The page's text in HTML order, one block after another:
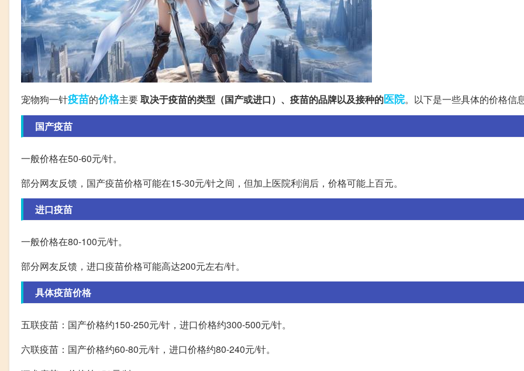
宠物狗一针疫苗的价格主要取决于疫苗的类型（国产或进口）、疫苗的品牌以及接种的医院。以下是一些具体的价格信
国产疫苗
一般价格在50-60元/针。
部分网友反馈，国产疫苗价格可能在15-30元/针之间，但加上医院利润后，价格可能上百元。
进口疫苗
一般价格在80-100元/针。
部分网友反馈，进口疫苗价格可能高达200元左右/针。
具体疫苗价格
五联疫苗：国产价格约150-250元/针，进口价格约300-500元/针。
六联疫苗：国产价格约60-80元/针，进口价格约80-240元/针。